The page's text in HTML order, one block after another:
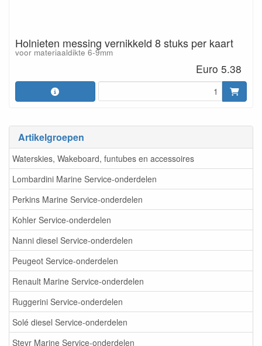
Artikelgroepen
Waterskies, Wakeboard, funtubes en accessoires
Lombardini Marine Service-onderdelen
Perkins Marine Service-onderdelen
Kohler Service-onderdelen
Nanni diesel Service-onderdelen
Peugeot Service-onderdelen
Renault Marine Service-onderdelen
Ruggerini Service-onderdelen
Solé diesel Service-onderdelen
Steyr Marine Service-onderdelen
Holnieten messing vernikkeld 8 stuks per kaart
voor materiaaldikte 6-9mm
Euro 5.38